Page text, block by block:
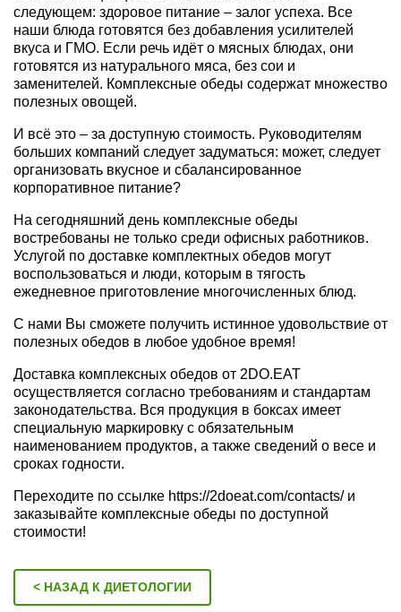
следующем: здоровое питание – залог успеха. Все
наши блюда готовятся без добавления усилителей
вкуса и ГМО. Если речь идёт о мясных блюдах, они
готовятся из натурального мяса, без сои и
заменителей. Комплексные обеды содержат множество
полезных овощей.
И всё это – за доступную стоимость. Руководителям
больших компаний следует задуматься: может, следует
организовать вкусное и сбалансированное
корпоративное питание?
На сегодняшний день комплексные обеды
востребованы не только среди офисных работников.
Услугой по доставке комплектных обедов могут
воспользоваться и люди, которым в тягость
ежедневное приготовление многочисленных блюд.
С нами Вы сможете получить истинное удовольствие от
полезных обедов в любое удобное время!
Доставка комплексных обедов от 2DO.EAT
осуществляется согласно требованиям и стандартам
законодательства. Вся продукция в боксах имеет
специальную маркировку с обязательным
наименованием продуктов, а также сведений о весе и
сроках годности.
Переходите по ссылке https://2doeat.com/contacts/ и
заказывайте комплексные обеды по доступной
стоимости!
< НАЗАД К ДИЕТОЛОГИИ